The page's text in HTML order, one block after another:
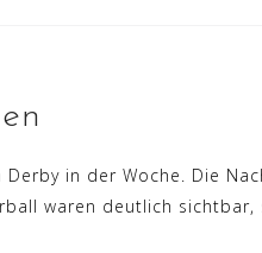
in der Woche. Die
waren deutlich